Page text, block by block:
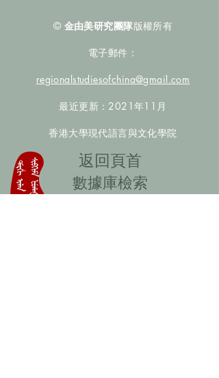
© 金由美研究團隊版權所有
電子郵件：
regionalstudiesofchina@gmail.com
最近更新：2021年11月
香港大學現代語言與文化學院
​返回頁首
數據庫檢索